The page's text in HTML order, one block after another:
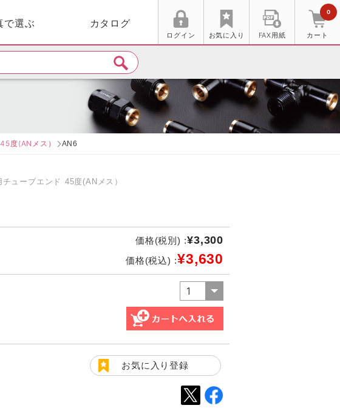
で選ぶ カタログ
ログイン お気に入り FAX用紙 カート
0
度(ANメス） AN6
ューブエンド 45度(ANメス）
価格(税別) :¥3,300
価格(税込) :¥3,630
お気に入り登録